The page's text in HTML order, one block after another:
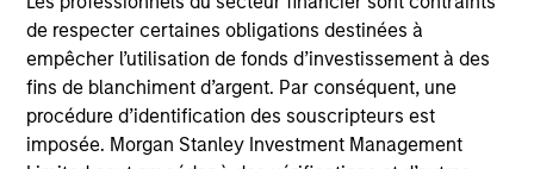
de respecter certaines obligations destinées à
empêcher l’utilisation de fonds d’investissement à des
fins de blanchiment d’argent. Par conséquent, une
procédure d’identification des souscripteurs est
imposée. Morgan Stanley Investment Management
Morgan Stanley Liquidity
Funds